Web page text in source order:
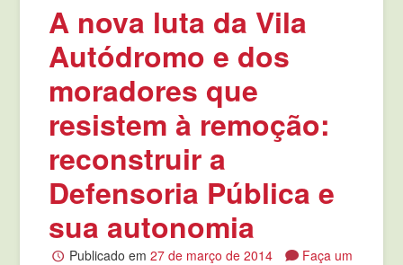
A nova luta da Vila
Autódromo e dos
moradores que
resistem à remoção:
reconstruir a
Defensoria Pública e
sua autonomia
Publicado em 27 de março de 2014
Faça um